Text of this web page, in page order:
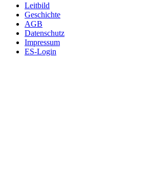
Leitbild
Geschichte
AGB
Datenschutz
Impressum
ES-Login